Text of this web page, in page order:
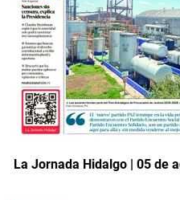
La Jornada Hidalgo | 05 de